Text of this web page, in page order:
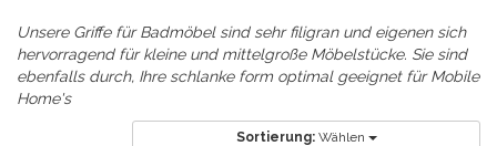
Unsere Griffe für Badmöbel sind sehr filigran und eigenen sich
hervorragend für kleine und mittelgroße Möbelstücke. Sie sind
ebenfalls durch, Ihre schlanke form optimal geeignet für Mobile
Home's
Sortierung: Wählen